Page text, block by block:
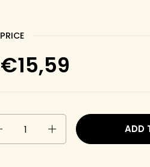
PRICE
€15,59
ADD